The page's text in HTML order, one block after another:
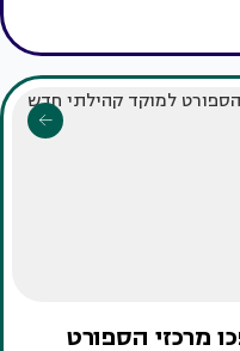
מרכזי הספורט